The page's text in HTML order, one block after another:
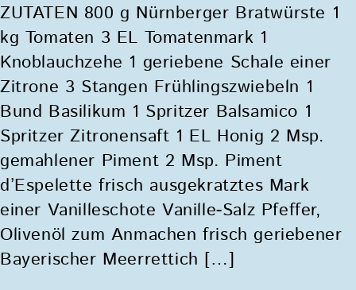
ZUTATEN 800 g Nürnberger Bratwürste 1
kg Tomaten 3 EL Tomatenmark 1
Knoblauchzehe 1 geriebene Schale einer
Zitrone 3 Stangen Frühlingszwiebeln 1
Bund Basilikum 1 Spritzer Balsamico 1
Spritzer Zitronensaft 1 EL Honig 2 Msp.
gemahlener Piment 2 Msp. Piment
d’Espelette frisch ausgekratztes Mark
einer Vanilleschote Vanille-Salz Pfeffer,
Olivenöl zum Anmachen frisch geriebener
Bayerischer Meerrettich […]